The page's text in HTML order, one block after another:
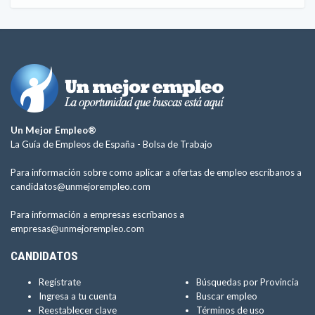
Un Mejor Empleo®
La Guía de Empleos de España - Bolsa de Trabajo
Para información sobre como aplicar a ofertas de empleo escríbanos a
candidatos@unmejorempleo.com
Para información a empresas escríbanos a
empresas@unmejorempleo.com
CANDIDATOS
Regístrate
Ingresa a tu cuenta
Reestablecer clave
Búsquedas por Provincia
Buscar empleo
Términos de uso